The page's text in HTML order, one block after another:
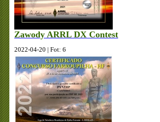
Zawody ARRL DX Contest
2022-04-20 | Fot: 6